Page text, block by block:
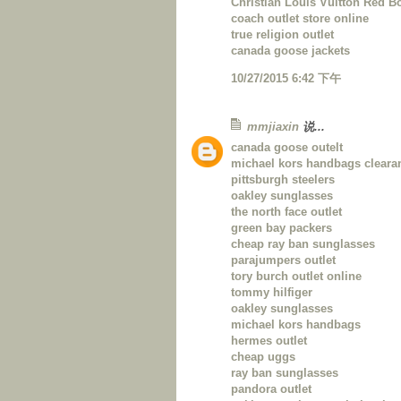
coach outlet store online
true religion outlet
canada goose jackets
10/27/2015 6:42 下午
mmjiaxin 说...
canada goose outelt
michael kors handbags
pittsburgh steelers
oakley sunglasses
the north face outlet
green bay packers
cheap ray ban sunglasses
parajumpers outlet
tory burch outlet online
tommy hilfiger
oakley sunglasses
michael kors handbags
hermes outlet
cheap uggs
ray ban sunglasses
pandora outlet